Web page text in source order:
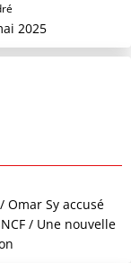
2025
Sy accusé
/ Une nouvelle